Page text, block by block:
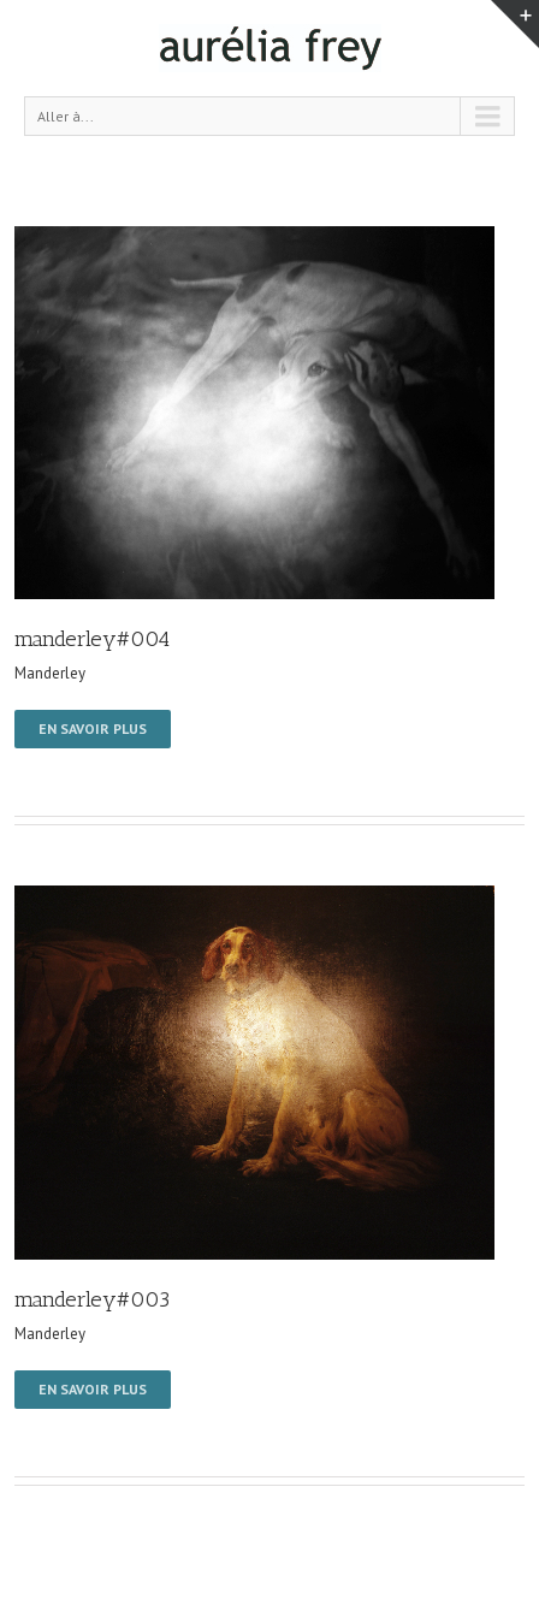
Aller à...
manderley#004
Manderley
EN SAVOIR PLUS
manderley#003
Manderley
EN SAVOIR PLUS